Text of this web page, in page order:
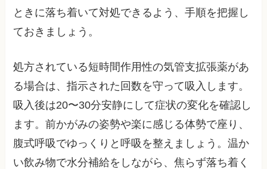
ときに落ち着いて対処できるよう、手順を把握し
ておきましょう。
処方されている短時間作用性の気管支拡張薬があ
る場合は、指示された回数を守って吸入します。
吸入後は20〜30分安静にして症状の変化を確認し
ます。前かがみの姿勢や楽に感じる体勢で座り、
腹式呼吸でゆっくりと呼吸を整えましょう。温か
い飲み物で水分補給をしながら、焦らず落ち着く